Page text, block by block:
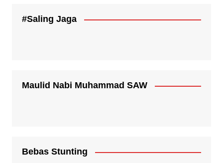
#Saling Jaga
Maulid Nabi Muhammad SAW
Bebas Stunting